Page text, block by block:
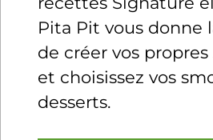
Pita Pit vous donne
de créer vos
et choisissez vos
desserts.